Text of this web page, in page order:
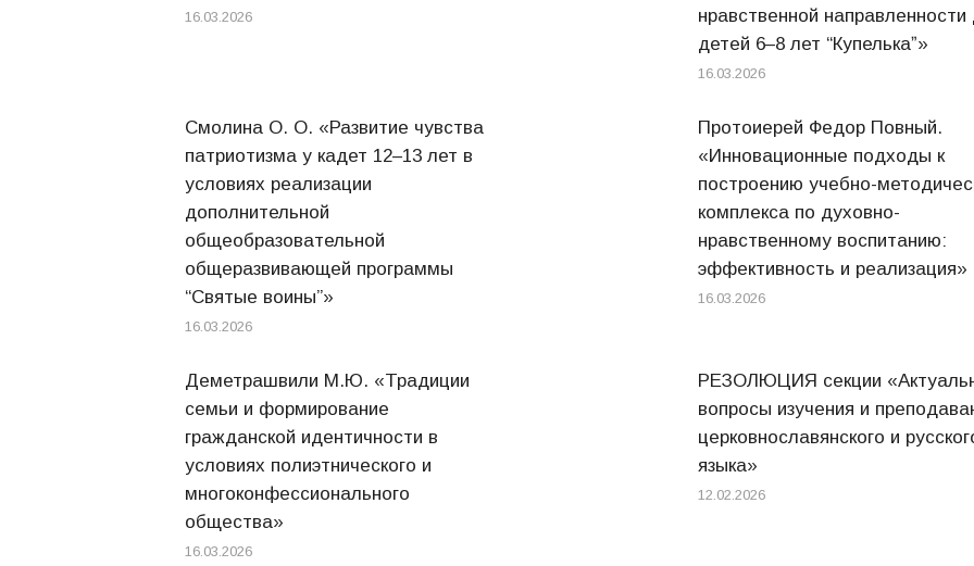
16.03.2026
нравственной направленности
детей 6–8 лет “Купелькаˮ»
16.03.2026
Смолина О. О. «Развитие чувства
патриотизма у кадет 12–13 лет в
условиях реализации
дополнительной
общеобразовательной
общеразвивающей программы
“Святые воины”»
16.03.2026
Протоиерей Федор Повный.
«Инновационные подходы к
построению учебно-
комплекса по духовно-
нравственному воспитанию:
эффективность и реализация»
16.03.2026
Деметрашвили М.Ю. «Традиции
семьи и формирование
гражданской идентичности в
условиях полиэтнического и
многоконфессионального
общества»
16.03.2026
РЕЗОЛЮЦИЯ секции
вопросы изучения и
церковнославянского и
языка»
12.02.2026